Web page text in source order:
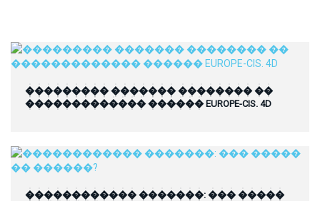
��������� ������� �������� ��
������������� ������ EUROPE-CIS. 4D
������������ �������: ��� �����